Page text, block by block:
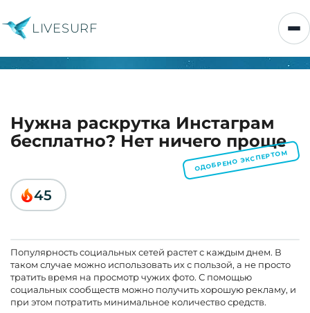
LIVESURF
Нужна раскрутка Инстаграм
бесплатно? Нет ничего проще
ОДОБРЕНО ЭКСПЕРТОМ
45
Популярность социальных сетей растет с каждым днем. В
таком случае можно использовать их с пользой, а не просто
тратить время на просмотр чужих фото. С помощью
социальных сообществ можно получить хорошую рекламу, и
при этом потратить минимальное количество средств.